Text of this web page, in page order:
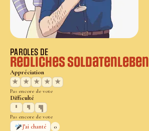
PAROLES DE
Redliches Soldatenleben
Appréciation
★
★ ★ ★ ★
Pas encore de vote
Difficulté
Pas encore de vote
J’ai chanté
0